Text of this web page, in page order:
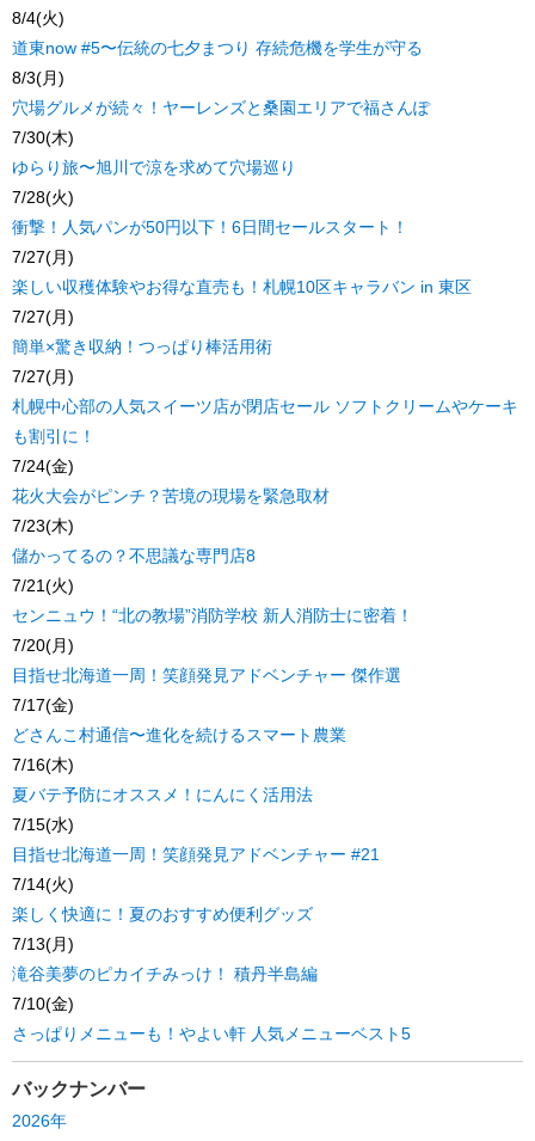
8/4(火)
道東now #5〜伝統の七夕まつり 存続危機を学生が守る
8/3(月)
穴場グルメが続々！ヤーレンズと桑園エリアで福さんぽ
7/30(木)
ゆらり旅〜旭川で涼を求めて穴場巡り
7/28(火)
衝撃！人気パンが50円以下！6日間セールスタート！
7/27(月)
楽しい収穫体験やお得な直売も！札幌10区キャラバン in 東区
7/27(月)
簡単×驚き収納！つっぱり棒活用術
7/27(月)
札幌中心部の人気スイーツ店が閉店セール ソフトクリームやケーキ
も割引に！
7/24(金)
花火大会がピンチ？苦境の現場を緊急取材
7/23(木)
儲かってるの？不思議な専門店8
7/21(火)
センニュウ！“北の教場”消防学校 新人消防士に密着！
7/20(月)
目指せ北海道一周！笑顔発見アドベンチャー 傑作選
7/17(金)
どさんこ村通信〜進化を続けるスマート農業
7/16(木)
夏バテ予防にオススメ！にんにく活用法
7/15(水)
目指せ北海道一周！笑顔発見アドベンチャー #21
7/14(火)
楽しく快適に！夏のおすすめ便利グッズ
7/13(月)
滝谷美夢のピカイチみっけ！ 積丹半島編
7/10(金)
さっぱりメニューも！やよい軒 人気メニューベスト5
バックナンバー
2026年